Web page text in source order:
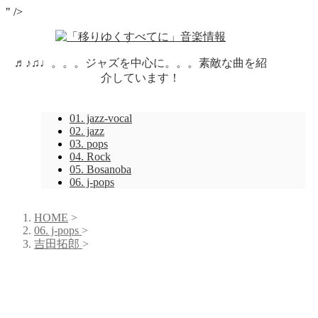
" />
♬♪♫♩。。。ジャズを中心に。。。素敵な曲を紹
介しています！
01. jazz-vocal
02. jazz
03. pops
04. Rock
05. Bosanoba
06. j-pops
HOME >
06. j-pops >
吉田拓郎 >